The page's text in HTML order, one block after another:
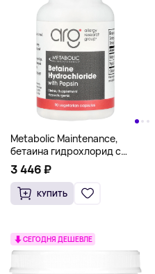
Metabolic Maintenance,
бетаина гидрохлорид с
пепсином, 90
вегетарианских капсул
3 446 ₽
КУПИТЬ
СЕГОДНЯ ДЕШЕВЛЕ